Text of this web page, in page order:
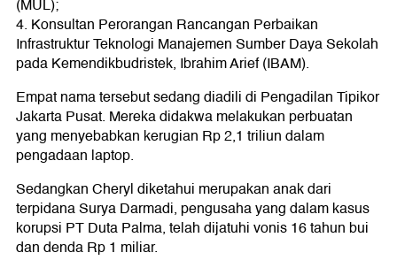
(MUL);
4. Konsultan Perorangan Rancangan Perbaikan
Infrastruktur Teknologi Manajemen Sumber Daya Sekolah
pada Kemendikbudristek, Ibrahim Arief (IBAM).
Empat nama tersebut sedang diadili di Pengadilan Tipikor
Jakarta Pusat. Mereka didakwa melakukan perbuatan
yang menyebabkan kerugian Rp 2,1 triliun dalam
pengadaan laptop.
Sedangkan Cheryl diketahui merupakan anak dari
terpidana Surya Darmadi, pengusaha yang dalam kasus
korupsi PT Duta Palma, telah dijatuhi vonis 16 tahun bui
dan denda Rp 1 miliar.